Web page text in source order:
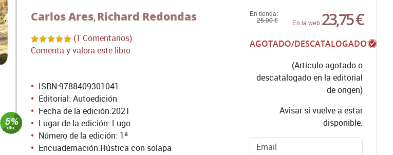
Carlos Ares, Richard Redondas
(1 Comentarios)
Comenta y valora este libro
En tienda:
25,00 €
En la web:23,75 €
AGOTADO/DESCATALOGADO
(Artículo agotado o
descatalogado en la editorial
de origen)
Avisar si vuelve a estar
disponible.
ISBN:9788409301041
Editorial: Autoedición
Fecha de la edición:2021
Lugar de la edición: Lugo.
Número de la edición: 1ª
Encuadernación:Rústica con solapa